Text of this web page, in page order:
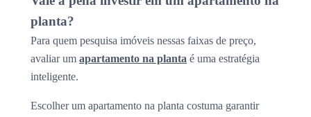
planta?
Para quem pesquisa imóveis nessas faixas de preço,
avaliar um apartamento na planta é uma estratégia
inteligente.
Escolher um apartamento na planta costuma garantir